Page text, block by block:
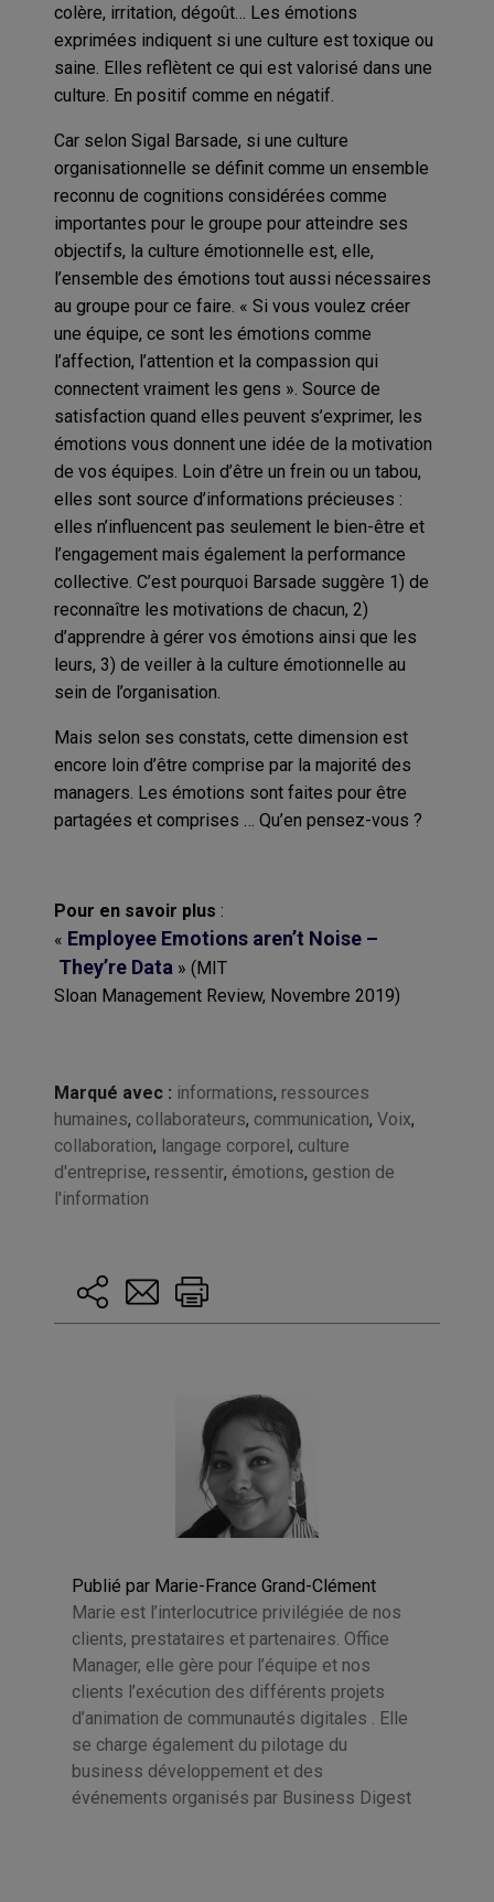
colère, irritation, dégoût… Les émotions
exprimées indiquent si une culture est toxique ou
saine. Elles reflètent ce qui est valorisé dans une
culture. En positif comme en négatif.
Car selon Sigal Barsade, si une culture
organisationnelle se définit comme un ensemble
reconnu de cognitions considérées comme
importantes pour le groupe pour atteindre ses
objectifs, la culture émotionnelle est, elle,
l’ensemble des émotions tout aussi nécessaires
au groupe pour ce faire. « Si vous voulez créer
une équipe, ce sont les émotions comme
l’affection, l’attention et la compassion qui
connectent vraiment les gens ». Source de
satisfaction quand elles peuvent s’exprimer, les
émotions vous donnent une idée de la motivation
de vos équipes. Loin d’être un frein ou un tabou,
elles sont source d’informations précieuses :
elles n’influencent pas seulement le bien-être et
l’engagement mais également la performance
collective. C’est pourquoi Barsade suggère 1) de
reconnaître les motivations de chacun, 2)
d’apprendre à gérer vos émotions ainsi que les
leurs, 3) de veiller à la culture émotionnelle au
sein de l’organisation.
Mais selon ses constats, cette dimension est
encore loin d’être comprise par la majorité des
managers. Les émotions sont faites pour être
partagées et comprises … Qu’en pensez-vous ?
Pour en savoir plus :
« EmployeeEmotions aren’t Noise –
They’re Data» (MIT
Sloan Management Review, Novembre 2019)
Marqué avec : informations, ressources
humaines, collaborateurs, communication, Voix,
collaboration, langage corporel, culture
d'entreprise, ressentir, émotions, gestion de
l'information
Publié par Marie-France Grand-Clément
Marie est l’interlocutrice privilégiée de nos
clients, prestataires et partenaires. Office
Manager, elle gère pour l’équipe et nos
clients l’exécution des différents projets
d’animation de communautés digitales . Elle
se charge également du pilotage du
business développement et des
événements organisés par Business Digest